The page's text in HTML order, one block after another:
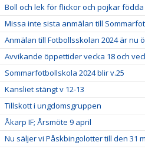
Boll och lek för flickor och pojkar födda
Missa inte sista anmälan till
Anmälan till Fotbollsskolan 2024 är nu
Avvikande öppettider vecka 18 och
Sommarfotbollskola 2024 blir v.25
Kansliet stängt v 12-13
Tillskott i ungdomsgruppen
Åkarp IF; Årsmöte 9 april
Nu säljer vi Påskbingolotter till den 31